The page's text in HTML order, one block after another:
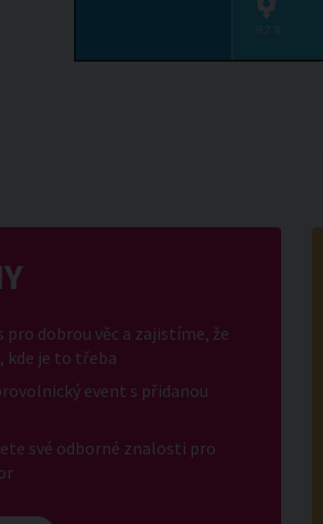
pro dobrou věc a zajistíme, že
kde je to třeba
event s přidanou
své odborné znalosti pro